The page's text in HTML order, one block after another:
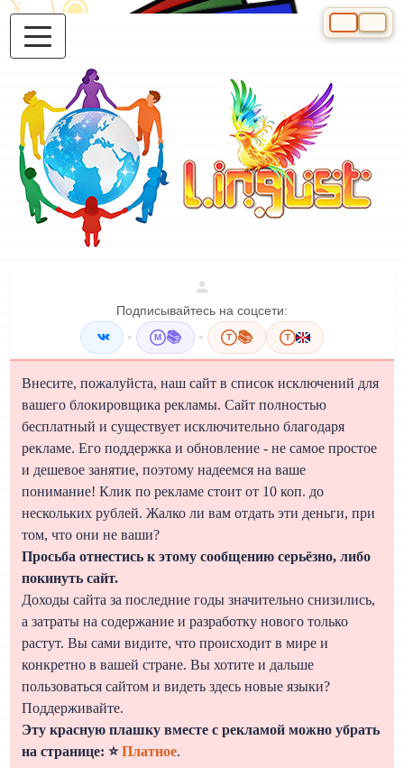
Подписывайтесь на соцсети:
• M 📚 • T 📚 T
Внесите, пожалуйста, наш сайт в список исключений для
вашего блокировщика рекламы. Сайт полностью
бесплатный и существует исключительно благодаря
рекламе. Его поддержка и обновление - не самое простое
и дешевое занятие, поэтому надеемся на ваше
понимание! Клик по рекламе стоит от 10 коп. до
нескольких рублей. Жалко ли вам отдать эти деньги, при
том, что они не ваши?
Просьба отнестись к этому сообщению серьёзно, либо
покинуть сайт.
Доходы сайта за последние годы значительно снизились,
а затраты на содержание и разработку нового только
растут. Вы сами видите, что происходит в мире и
конкретно в вашей стране. Вы хотите и дальше
пользоваться сайтом и видеть здесь новые языки?
Поддерживайте.
Эту красную плашку вместе с рекламой можно убрать
на странице: ⭐Платное.